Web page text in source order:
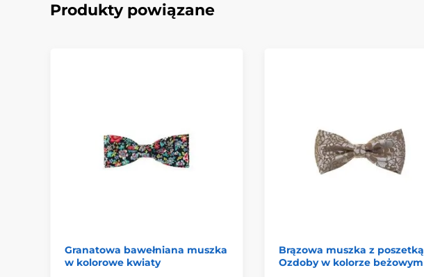
Produkty powiązane
Granatowa bawełniana muszka
w kolorowe kwiaty
Brązowa muszka z poszetką
Ozdoby w kolorze beżowym